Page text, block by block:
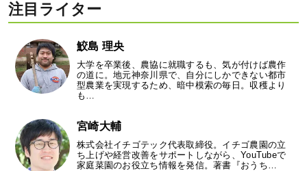
注目ライター
鮫島 理央
大学を卒業後、農協に就職するも、気が付けば農作
の道に。地元神奈川県で、自分にしかできない都市
型農業を実現するため、暗中模索の毎日。収穫より
も…
宮崎大輔
株式会社イチゴテック代表取締役。イチゴ農園の立
ち上げや経営改善をサポートしながら、YouTubeで
家庭菜園のお役立ち情報を発信。著書『おうち…